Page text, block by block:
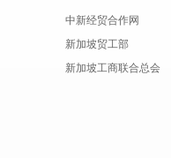
中新经贸合作网
新加坡贸工部
新加坡工商联合总会